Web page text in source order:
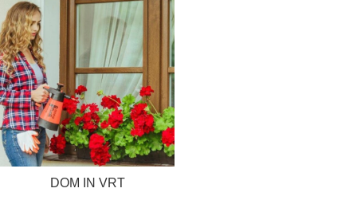
DOM IN VRT